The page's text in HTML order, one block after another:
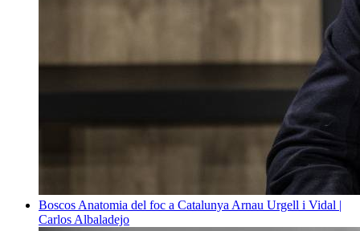
Boscos Anatomia del foc a Catalunya Arnau Urgell i Vidal |
Carlos Albaladejo